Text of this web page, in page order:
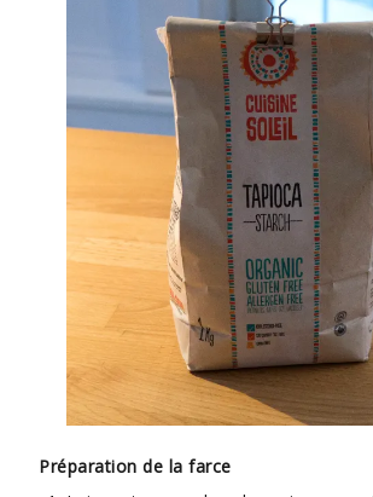
Préparation de la farce